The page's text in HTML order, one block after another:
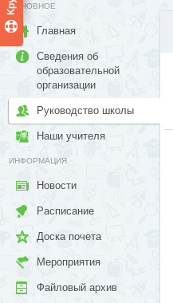
ОСНОВНОЕ
Главная
Сведения об
образовательной
организации
Руководство школы
Наши учителя
ИНФОРМАЦИЯ
Новости
Расписание
Доска почета
Мероприятия
Файловый архив